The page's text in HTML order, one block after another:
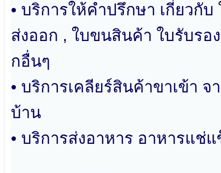
• บริการให้คำปรึกษา เกี่ยวกั
ส่งออก , ใบขนสินค้า ใบรับร
กอื่นๆ
• บริการเคลียร์สินค้าขาเข้า
บ้าน
• บริการส่งอาหาร อาหารแช่